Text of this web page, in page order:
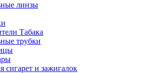
линзы
Табака
трубки
сигарет и зажигалок